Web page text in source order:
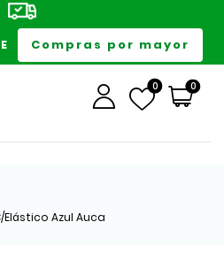
Compras por mayor
0 0
Azul Auca